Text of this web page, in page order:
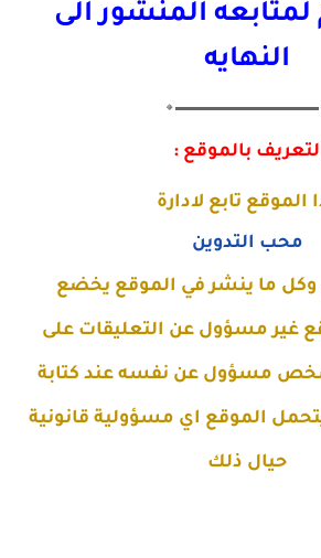
المنشور الى
النهايه
بالموقع :
الموقع تابع لادارة
محب التدوين
ما ينشر في الموقع يخضع
غير مسؤول عن التعليقات على
مسؤول عن نفسه عند كتابة
الموقع اي مسؤولية قانونية
حيال ذلك